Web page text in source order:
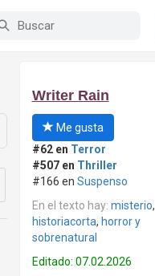
Writer Rain
Me gusta
#62 en Terror
#507 en Thriller
#166 en Suspenso
En el texto hay: misterio,
historiacorta, horror y
sobrenatural
Editado: 07.02.2026